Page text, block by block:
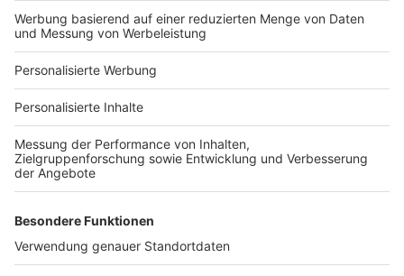
Bauprojekt-Profil
Für Unternehmen
Ihre Baufirma auf bauen.de
Kostenloses Infogespräch